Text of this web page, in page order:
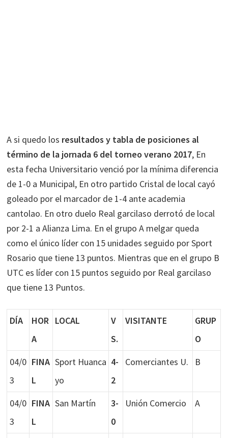
A si quedo los resultados y tabla de posiciones al
término de la jornada 6 del torneo verano 2017, En
esta fecha Universitario venció por la mínima diferencia
de 1-0 a Municipal, En otro partido Cristal de local cayó
goleado por el marcador de 1-4 ante academia
cantolao. En otro duelo Real garcilaso derrotó de local
por 2-1 a Alianza Lima. En el grupo A melgar queda
como el único líder con 15 unidades seguido por Sport
Rosario que tiene 13 puntos. Mientras que en el grupo B
UTC es líder con 15 puntos seguido por Real garcilaso
que tiene 13 Puntos.
DÍA
HOR
A
LOCAL
V
S.
VISITANTE
GRUP
O
04/0
3
FINA
L
Sport Huanca
yo
4-
2
Comerciantes U. B
04/0
3
FINA
L
San Martín
3-
0
Unión Comercio A